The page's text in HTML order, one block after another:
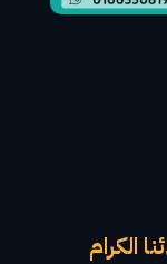
الكرام